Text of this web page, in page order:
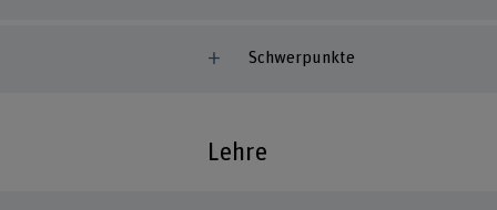
Schwerpunkte
Lehre